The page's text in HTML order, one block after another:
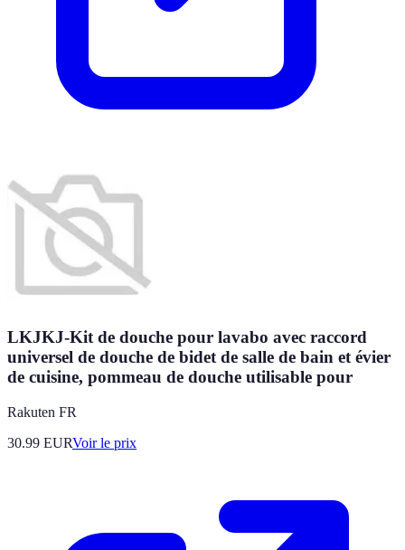
LKJKJ-Kit de douche pour lavabo avec raccord
universel de douche de bidet de salle de bain et évier
de cuisine, pommeau de douche utilisable pour
Rakuten FR
30.99 EURVoir le prix